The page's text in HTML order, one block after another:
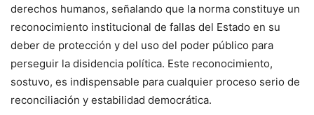
derechos humanos, señalando que la norma constituye un
reconocimiento institucional de fallas del Estado en su
deber de protección y del uso del poder público para
perseguir la disidencia política. Este reconocimiento,
sostuvo, es indispensable para cualquier proceso serio de
reconciliación y estabilidad democrática.